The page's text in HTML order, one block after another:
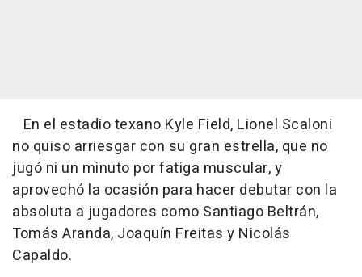
En el estadio texano Kyle Field, Lionel Scaloni
no quiso arriesgar con su gran estrella, que no
jugó ni un minuto por fatiga muscular, y
aprovechó la ocasión para hacer debutar con la
absoluta a jugadores como Santiago Beltrán,
Tomás Aranda, Joaquín Freitas y Nicolás
Capaldo.